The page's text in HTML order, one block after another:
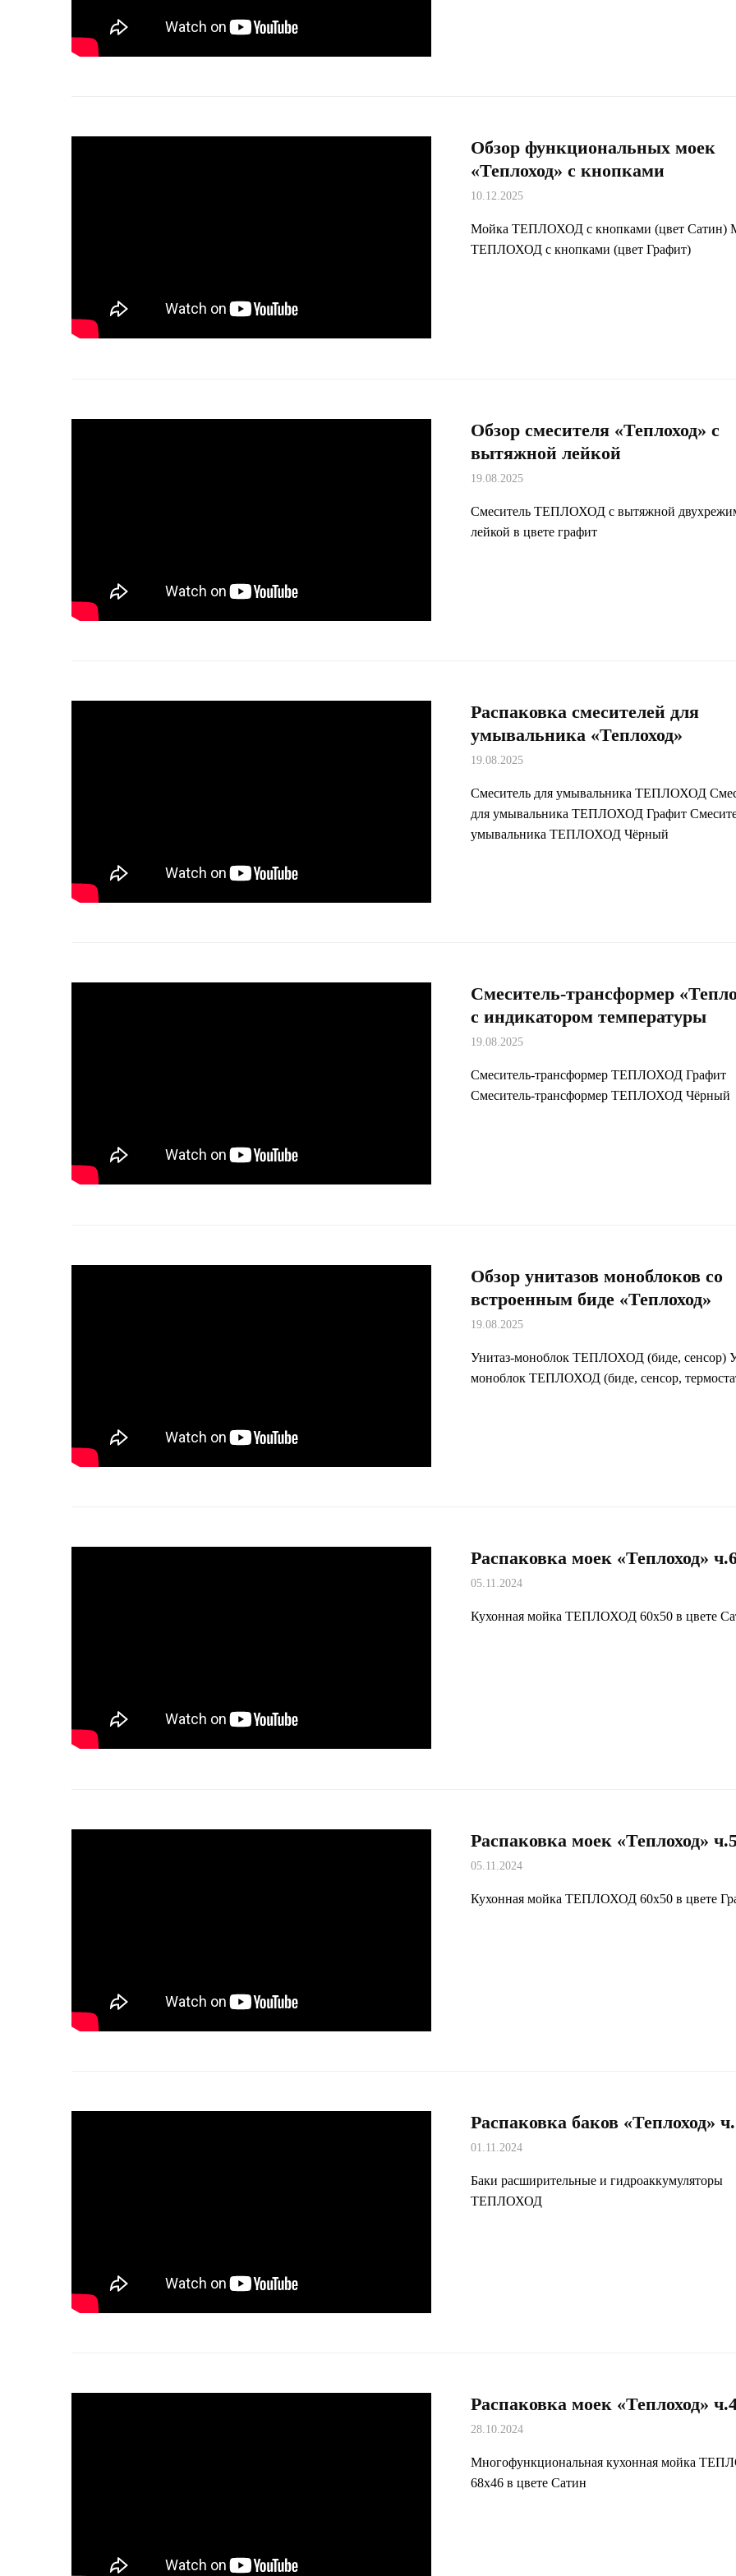
Обзор функциональных моек
«Теплоход» с кнопками
10.12.2025
Мойка ТЕПЛОХОД с кнопками (цвет Сатин)
ТЕПЛОХОД с кнопками (цвет Графит)
Обзор смесителя «Теплоход» с
вытяжной лейкой
19.08.2025
Смеситель ТЕПЛОХОД с вытяжной
лейкой в цвете графит
Распаковка смесителей для
умывальника «Теплоход»
19.08.2025
Смеситель для умывальника ТЕПЛОХОД
для умывальника ТЕПЛОХОД Графит
умывальника ТЕПЛОХОД Чёрный
Смеситель-трансформер
с индикатором температуры
19.08.2025
Смеситель-трансформер ТЕПЛОХОД Графит
Смеситель-трансформер ТЕПЛОХОД Чёрный
Обзор унитазов моноблоков со
встроенным биде «Теплоход»
19.08.2025
Унитаз-моноблок ТЕПЛОХОД (биде, сенсор)
моноблок ТЕПЛОХОД (биде, сенсор,
Распаковка моек «Теплоход»
05.11.2024
Кухонная мойка ТЕПЛОХОД 60х50 в цвете
Распаковка моек «Теплоход»
05.11.2024
Кухонная мойка ТЕПЛОХОД 60х50 в цвете
Распаковка баков «Теплоход»
01.11.2024
Баки расширительные и гидроаккумуляторы
ТЕПЛОХОД
Распаковка моек «Теплоход»
28.10.2024
Многофункциональная кухонная мойка
68х46 в цвете Сатин